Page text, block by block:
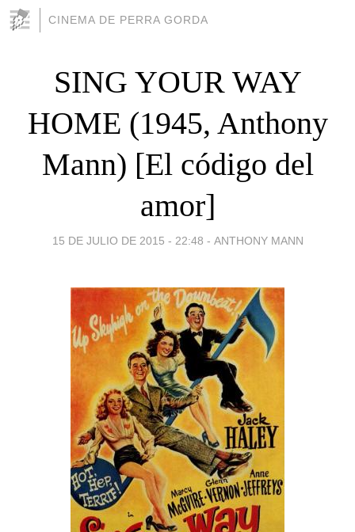
CINEMA DE PERRA GORDA
SING YOUR WAY
HOME (1945, Anthony
Mann) [El código del
amor]
15 DE JULIO DE 2015 - 22:48 - ANTHONY MANN